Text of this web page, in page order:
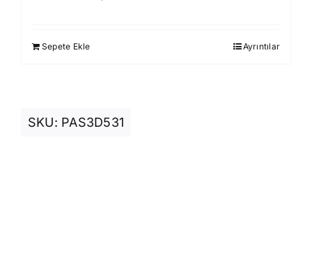
Sepete Ekle Ayrıntılar
SKU: PAS3D531